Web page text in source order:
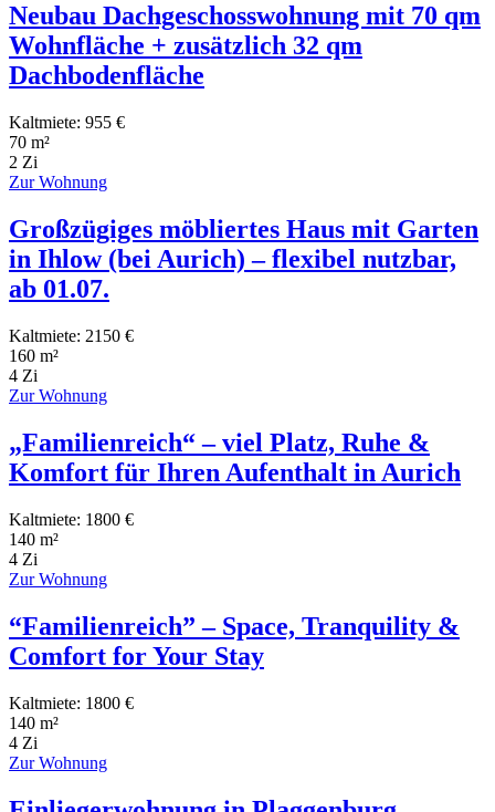
Neubau Dachgeschosswohnung mit 70 qm
Wohnfläche + zusätzlich 32 qm
Dachbodenfläche
Kaltmiete: 955 €
70 m²
2 Zi
Zur Wohnung
Großzügiges möbliertes Haus mit Garten
in Ihlow (bei Aurich) – flexibel nutzbar,
ab 01.07.
Kaltmiete: 2150 €
160 m²
4 Zi
Zur Wohnung
„Familienreich“ – viel Platz, Ruhe &
Komfort für Ihren Aufenthalt in Aurich
Kaltmiete: 1800 €
140 m²
4 Zi
Zur Wohnung
“Familienreich” – Space, Tranquility &
Comfort for Your Stay
Kaltmiete: 1800 €
140 m²
4 Zi
Zur Wohnung